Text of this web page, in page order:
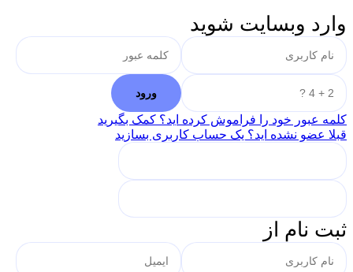
وارد وبسایت شوید
کلمه عبور خود را فراموش کرده اید؟ کمک بگیرید
قبلا عضو نشده اید؟ یک حساب کاربری بسازید
ثبت نام از